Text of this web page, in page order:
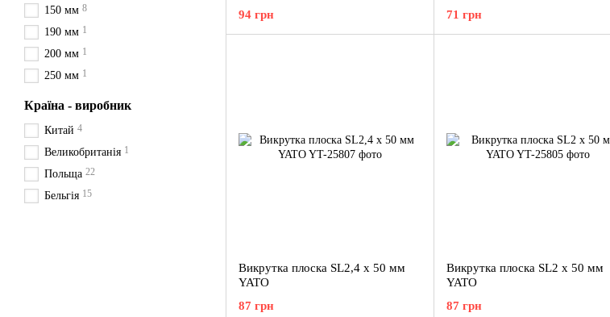
94 грн
71 грн
Викрутка плоска SL2,4 x 50 мм
YATO
87 грн
Викрутка плоска SL2 x 50 мм
YATO
87 грн
150 мм 8
190 мм 1
200 мм 1
250 мм 1
Країна - виробник
Китай 4
Великобританія 1
Польща 22
Бельгія 15